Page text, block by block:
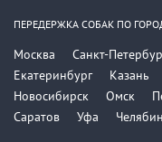
ПЕРЕДЕРЖКА СОБАК ПО
Москва Санкт-
Екатеринбург
Казань
Новосибирск
Омск
Саратов
Уфа